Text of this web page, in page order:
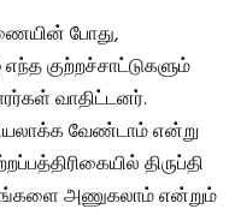
போது,
குற்றச்சாட்டுகளும்
வாதிட்டனர்.
வேண்டாம் என்று
திருப்தி
அணுகலாம் என்றும்